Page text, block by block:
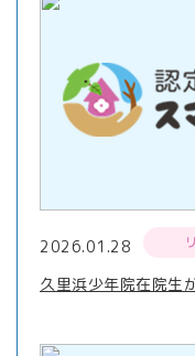
2026.01.28
久里浜少年院在院生